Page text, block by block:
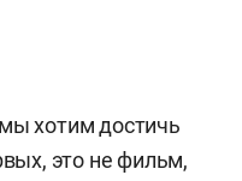
хотим достичь
это не фильм,